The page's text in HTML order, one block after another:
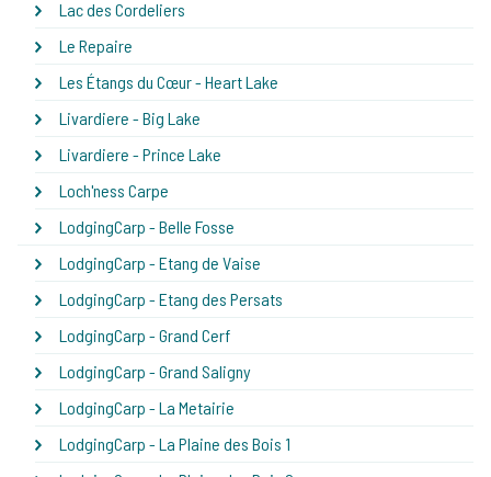
Lac des Cordeliers
Le Repaire
Les Étangs du Cœur - Heart Lake
Livardiere - Big Lake
Livardiere - Prince Lake
Loch'ness Carpe
LodgingCarp - Belle Fosse
LodgingCarp - Etang de Vaise
LodgingCarp - Etang des Persats
LodgingCarp - Grand Cerf
LodgingCarp - Grand Saligny
LodgingCarp - La Metairie
LodgingCarp - La Plaine des Bois 1